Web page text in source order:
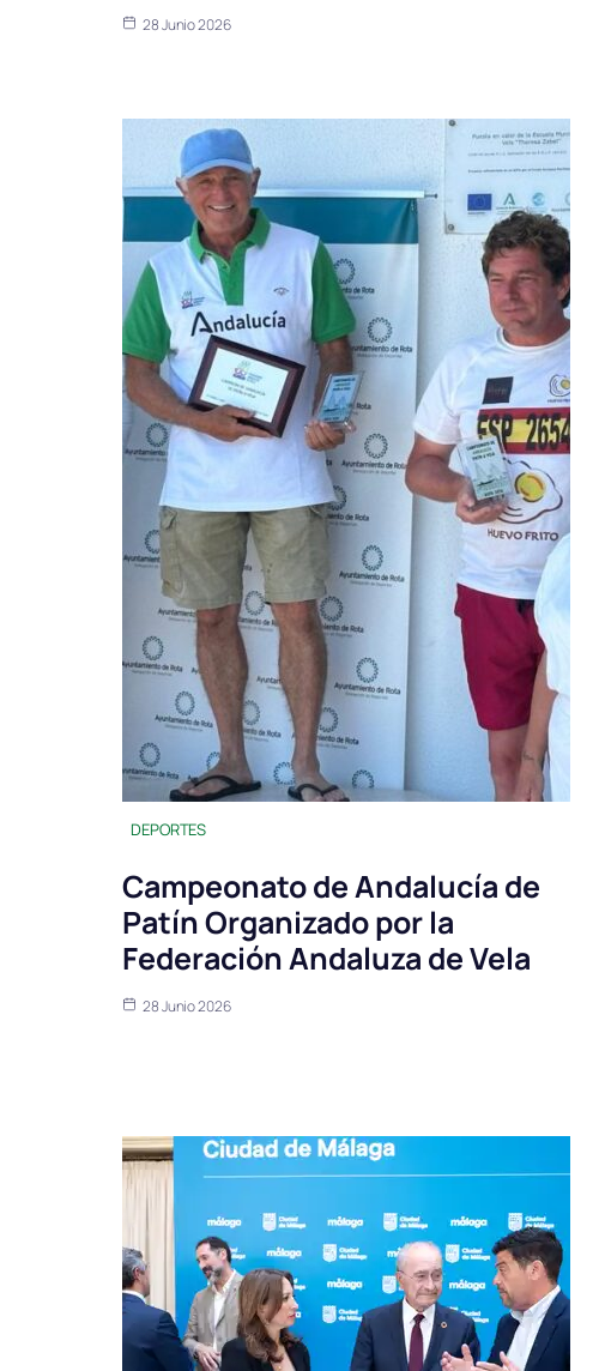
28 Junio 2026
DEPORTES
Campeonato de Andalucía de
Patín Organizado por la
Federación Andaluza de Vela
28 Junio 2026